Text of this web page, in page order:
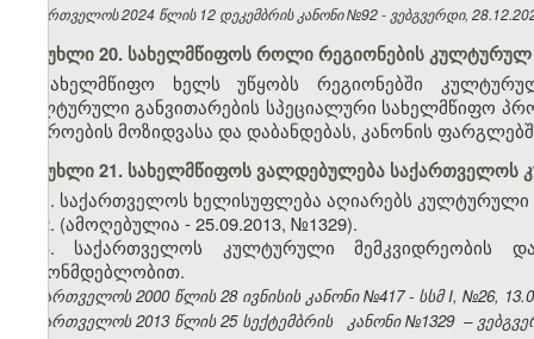
საქართველოს 2024 წლის 12 დეკემბრის კანონი №92 - ვებგვერდი,
მუხლი 20. სახელმწიფოს როლი რეგიონების კულტურულ
სახელმწიფო ხელს უწყობს რეგიონებში
კულტურული განვითარების სპეციალური სახელმწიფო
წყაროების მოზიდვასა და დაბანდებას, კანონის
მუხლი 21. სახელმწიფოს ვალდებულება საქართველოს
1. საქართველოს ხელისუფლება აღიარებს
2. (ამოღებულია - 25.09.2013, №1329).
3. საქართველოს კულტურული მემკვიდრეობის
კანონმდებლობით.
საქართველოს 2000 წლის 28 ივნისის კანონი №417 - სსმ I, №26,
საქართველოს 2013 წლის 25 სექტემბრის
კანონი №1329 –